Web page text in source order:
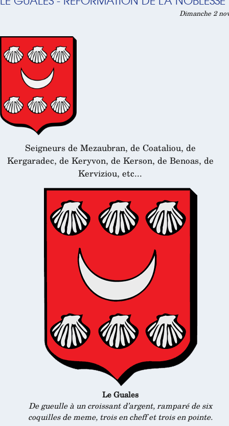
Dimanche 2
Seigneurs de Mezaubran, de Coataliou, de
Kergaradec, de Keryvon, de Kerson, de Benoas, de
Kerviziou, etc...
Le Guales
De gueulle à un croissant d’argent, ramparé de six
coquilles de meme, trois en cheff et trois en pointe.